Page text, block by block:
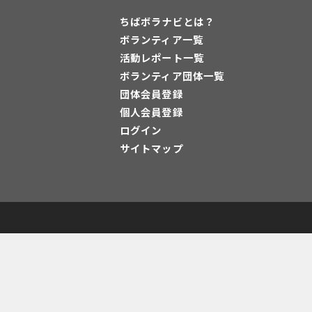
ちばボラナビとは？
ボランティア一覧
活動レポート一覧
ボランティア団体一覧
団体会員登録
個人会員登録
ログイン
サイトマップ